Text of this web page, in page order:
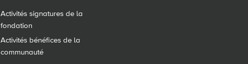
Activités signatures de la
fondation
Activités bénéfices de la
communauté